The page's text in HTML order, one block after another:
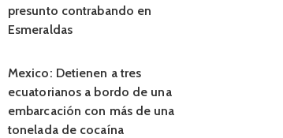
presunto contrabando en
Esmeraldas
Mexico: Detienen a tres
ecuatorianos a bordo de una
embarcación con más de una
tonelada de cocaína